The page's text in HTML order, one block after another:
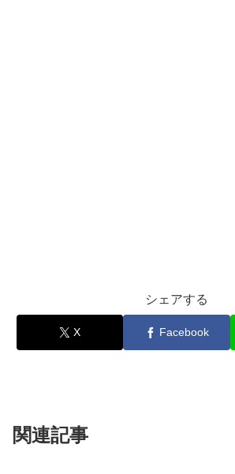
シェアする
X Facebook
関連記事